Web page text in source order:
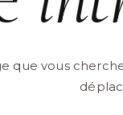
que vous